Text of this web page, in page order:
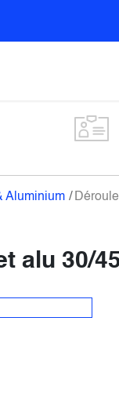
Aluminium
alu 30/